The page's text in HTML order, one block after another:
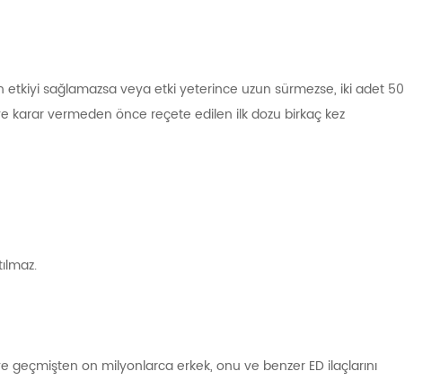
sağlamazsa veya etki yeterince uzun sürmezse, iki adet 50
karar vermeden önce reçete edilen ilk dozu birkaç kez
geçmişten on milyonlarca erkek, onu ve benzer ED ilaçlarını